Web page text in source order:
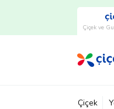
Çiçek ve
Çiçek